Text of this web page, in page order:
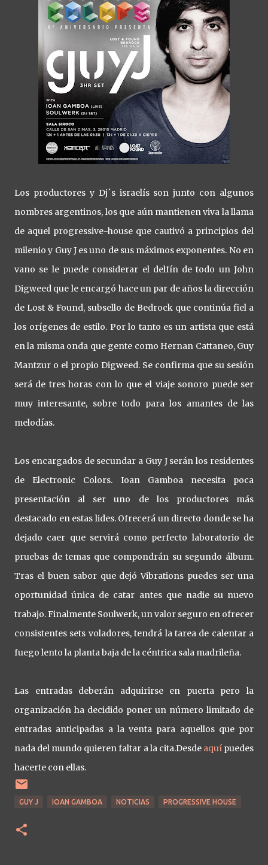
Los productores y Dj´s israelís son junto con algunos
nombres argentinos, los que aún mantienen viva la llama
de aquel progressive-house que cautivó a principios del
milenio y Guy J es uno de sus máximos exponentes. No en
vano se le puede considerar el delfín de todo un John
Digweed que le encargó hace un par de años la dirección
de Lost & Found, subsello de Bedrock que continúa fiel a
los orígenes de estilo. Por lo tanto es un artista que está
en la misma onda que gente como Hernan Cattaneo, Guy
Mantzur o el propio Digweed. Se confirma que su sesión
será de tres horas con lo que el viaje sonoro puede ser
muy interesante, sobre todo para los amantes de las
melodías.
Los encargados de secundar a Guy J serán los residentes
de Electronic Colors. Ioan Gamboa necesita poca
presentación al ser uno de los productores más
destacado en estas lides. Ofrecerá un directo donde se ha
dejado caer que servirá como perfecto laboratorio de
pruebas de temas que compondrán su segundo álbum.
Tras el buen sabor que dejó Vibrations puedes ser una
oportunidad única de catar antes que nadie su nuevo
trabajo. Finalmente Soulwerk, un valor seguro en ofrecer
consistentes sets voladores, tendrá la tarea de calentar a
fuego lento la planta baja de la céntrica sala madrileña.
Las entradas deberán adquirirse en puerta pero la
organización ha decidido poner un número limitado de
entradas anticipadas a la venta para aquellos que por
nada del mundo quieren faltar a la cita.Desde aquí puedes
hacerte con ellas.
GUY J IOAN GAMBOA NOTICIAS PROGRESSIVE HOUSE